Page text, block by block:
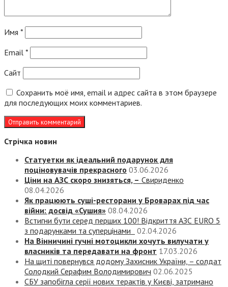
Имя *
Email *
Сайт
Сохранить моё имя, email и адрес сайта в этом браузере
для последующих моих комментариев.
Стрічка новин
Статуетки як ідеальний подарунок для
поціновувачів прекрасного 03.06.2026
Ціни на АЗС скоро знизяться, – Свириденко
08.04.2026
Як працюють суші-ресторани у Броварах під час
війни: досвід «Сушия» 08.04.2026
Встигни бути серед перших 100! Відкриття АЗС EURO 5
з подарунками та суперцінами
02.04.2026
На Вінничині гучні мотоцикли хочуть вилучати у
власників та передавати на фронт 17.03.2026
На щиті повернувся додому Захисник України, – солдат
Солодкий Серафим Володимирович 02.06.2025
СБУ запобігла серії нових терактів у Києві, затримано